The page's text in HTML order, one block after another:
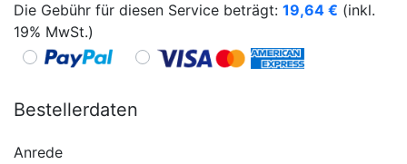
Die Gebühr für diesen Service beträgt: 19,64 € (inkl.
19% MwSt.)
Bestellerdaten
Anrede